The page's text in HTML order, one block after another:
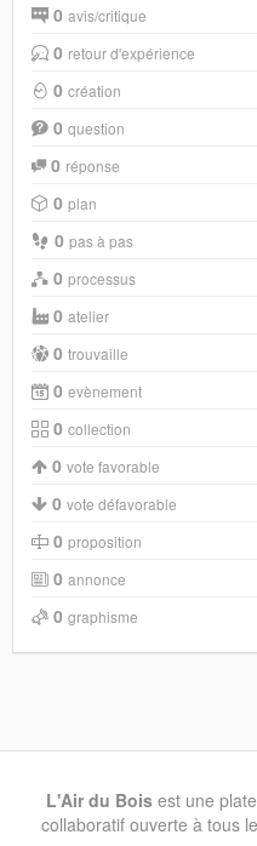
0 avis/critique
0 retour d'expérience
0 création
0 question
0 réponse
0 plan
0 pas à pas
0 processus
0 atelier
0 trouvaille
0 evènement
0 collection
0 vote favorable
0 vote défavorable
0 proposition
0 annonce
0 graphisme
L'Air du Bois est une
collaboratif ouverte à tous